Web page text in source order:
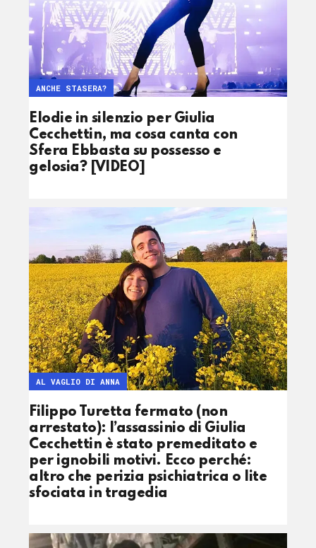
Elodie in silenzio per Giulia
Cecchettin, ma cosa canta con
Sfera Ebbasta su possesso e
gelosia? [VIDEO]
ANCHE STASERA?
Filippo Turetta fermato (non
arrestato): l’assassinio di Giulia
Cecchettin è stato premeditato e
per ignobili motivi. Ecco perché:
altro che perizia psichiatrica o lite
sfociata in tragedia
AL VAGLIO DI ANNA